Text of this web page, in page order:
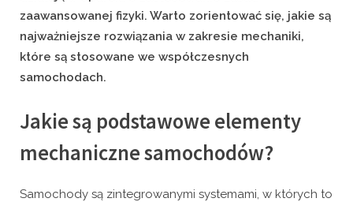
zaawansowanej fizyki. Warto zorientować się, jakie są
najważniejsze rozwiązania w zakresie mechaniki,
które są stosowane we współczesnych
samochodach.
Jakie są podstawowe elementy
mechaniczne samochodów?
Samochody są zintegrowanymi systemami, w których to